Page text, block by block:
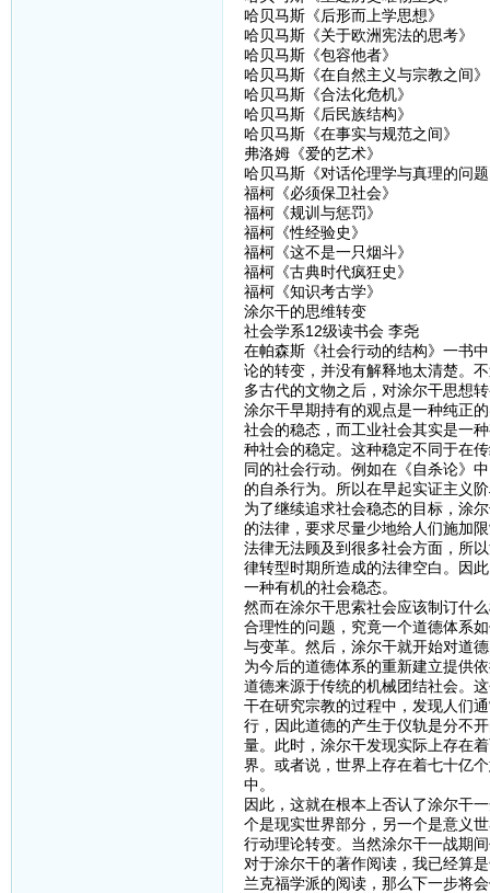
哈贝马斯《后形而上学思想》
哈贝马斯《关于欧洲宪法的思考》
哈贝马斯《包容他者》
哈贝马斯《在自然主义与宗教之间》
哈贝马斯《合法化危机》
哈贝马斯《后民族结构》
哈贝马斯《在事实与规范之间》
弗洛姆《爱的艺术》
哈贝马斯《对话伦理学与真理的问
福柯《必须保卫社会》
福柯《规训与惩罚》
福柯《性经验史》
福柯《这不是一只烟斗》
福柯《古典时代疯狂史》
福柯《知识考古学》
涂尔干的思维转变
社会学系12级读书会 李尧
在帕森斯《社会行动的结构》一书
论的转变，并没有解释地太清楚。
多古代的文物之后，对涂尔干思想
涂尔干早期持有的观点是一种纯正
社会的稳态，而工业社会其实是一
种社会的稳定。这种稳定不同于在
同的社会行动。例如在《自杀论》
的自杀行为。所以在早起实证主义
为了继续追求社会稳态的目标，涂
的法律，要求尽量少地给人们施加
法律无法顾及到很多社会方面，所
律转型时期所造成的法律空白。因
一种有机的社会稳态。
然而在涂尔干思索社会应该制订什
合理性的问题，究竟一个道德体系
与变革。然后，涂尔干就开始对道
为今后的道德体系的重新建立提供
道德来源于传统的机械团结社会。
干在研究宗教的过程中，发现人们
行，因此道德的产生于仪轨是分不
量。此时，涂尔干发现实际上存在
界。或者说，世界上存在着七十亿
中。
因此，这就在根本上否认了涂尔干
个是现实世界部分，另一个是意义
行动理论转变。当然涂尔干一战期
对于涂尔干的著作阅读，我已经算
兰克福学派的阅读，那么下一步将